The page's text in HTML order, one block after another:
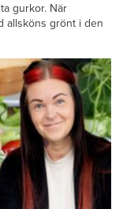
gurkor. När
allsköns grönt i den